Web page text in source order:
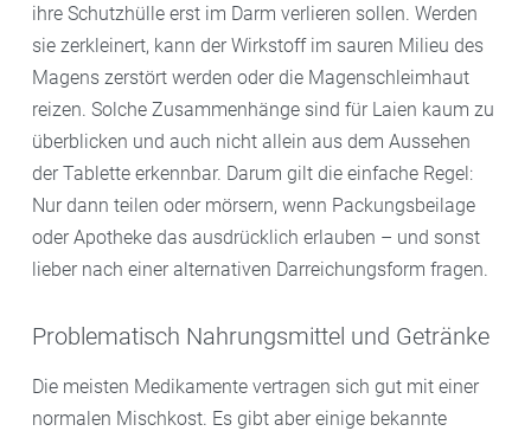
ihre Schutzhülle erst im Darm verlieren sollen. Werden
sie zerkleinert, kann der Wirkstoff im sauren Milieu des
Magens zerstört werden oder die Magenschleimhaut
reizen. Solche Zusammenhänge sind für Laien kaum zu
überblicken und auch nicht allein aus dem Aussehen
der Tablette erkennbar. Darum gilt die einfache Regel:
Nur dann teilen oder mörsern, wenn Packungsbeilage
oder Apotheke das ausdrücklich erlauben – und sonst
lieber nach einer alternativen Darreichungsform fragen.
Problematisch Nahrungsmittel und Getränke
Die meisten Medikamente vertragen sich gut mit einer
normalen Mischkost. Es gibt aber einige bekannte